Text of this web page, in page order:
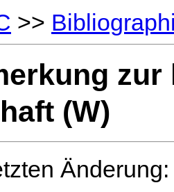
>>
(W)